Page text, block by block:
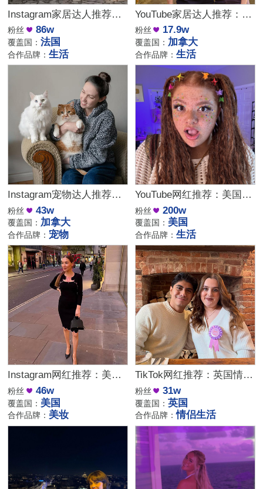
Instagram家居达人推荐：法国庄园生活博主，高端品牌合作优选
粉丝 86w
覆盖国：法国
合作品牌：生活
YouTube家居达人推荐：加拿大DIY建筑生活kol博主
粉丝 17.9w
覆盖国： 加拿大
合作品牌：生活
Instagram宠物达人推荐：加拿大猫咪生活博主，适合宠物品牌合作
粉丝 43w
覆盖国： 加拿大
合作品牌： 宠物
YouTube网红推荐：美国生活方式Vlog博主，200万粉家庭达人合作
粉丝 200w
覆盖国： 美国
合作品牌：生活
Instagram网红推荐：美国美妆护肤博主，46万粉幽默科普达人合作
粉丝 46w
覆盖国： 美国
合作品牌： 美妆
TikTok网红推荐：英国情侣生活旅行博主，互动挑战达人合作
粉丝 31w
覆盖国：英国
合作品牌：情侣生活